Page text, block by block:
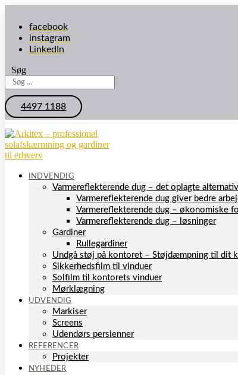
facebook
instagram
LinkedIn
Søg
4497 1188
INDVENDIG
Varmereflekterende dug – det oplagte
Varmereflekterende dug giver bedre
Varmereflekterende dug – økonomiske
Varmereflekterende dug – løsninger
Gardiner
Rullegardiner
Undgå støj på kontoret – Støjdæmpning til dit
Sikkerhedsfilm til vinduer
Solfilm til kontorets vinduer
Mørklægning
UDVENDIG
Markiser
Screens
Udendørs persienner
REFERENCER
Projekter
NYHEDER